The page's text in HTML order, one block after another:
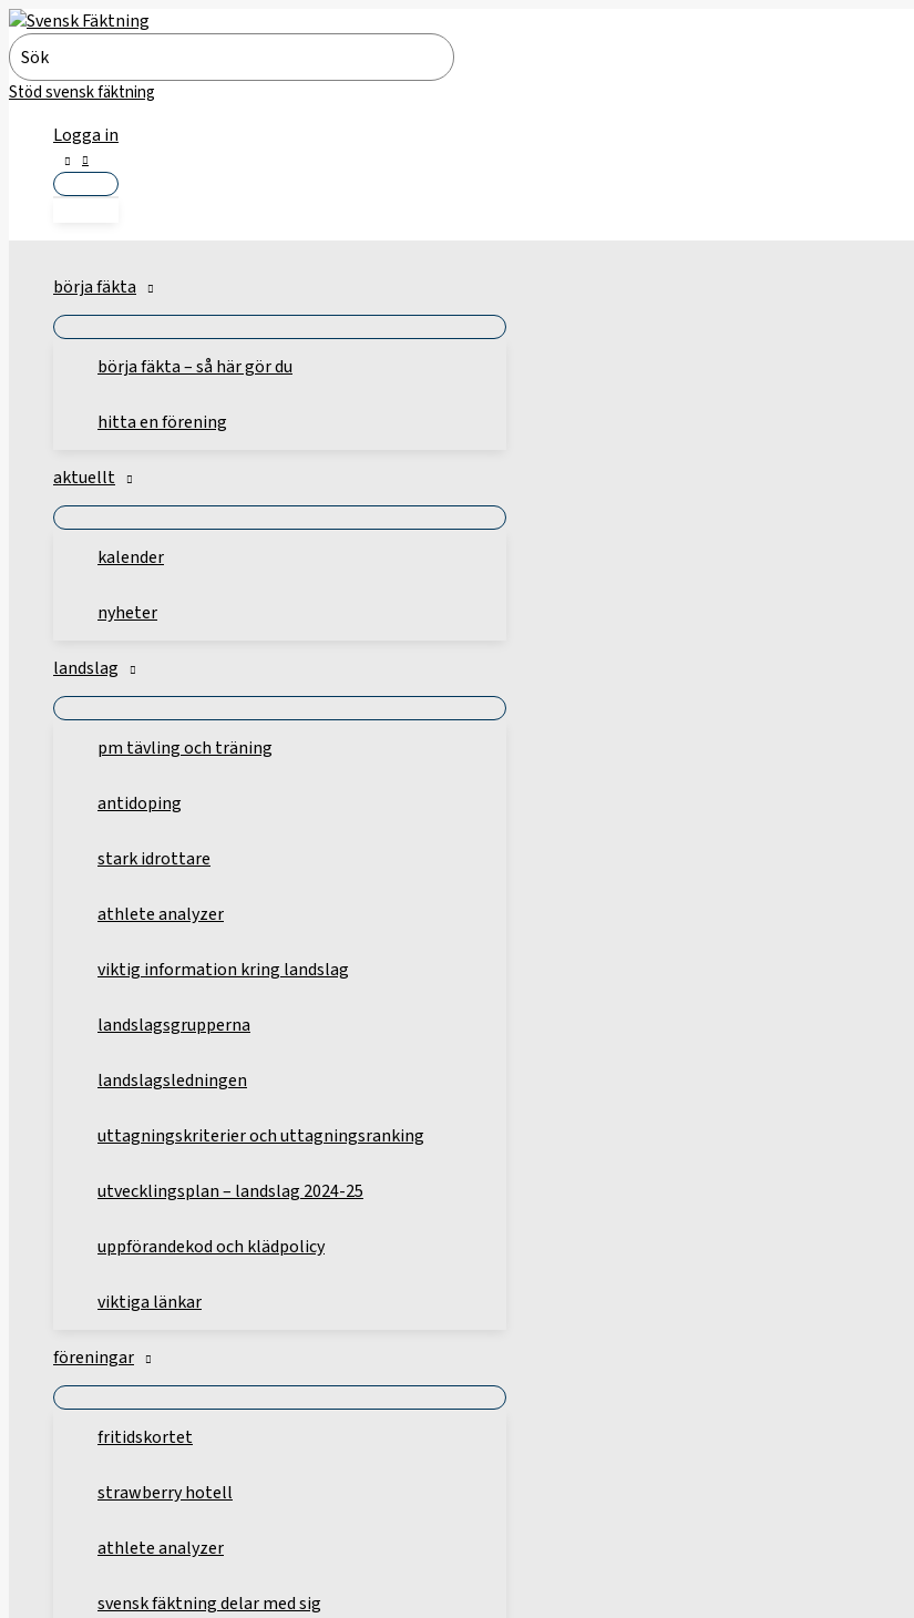
Hoppa
till
innehåll
Search
for:
Stöd svensk fäktning
Logga in
börja fäkta
börja fäkta – så här gör du
hitta en förening
aktuellt
kalender
nyheter
landslag
pm tävling och träning
antidoping
stark idrottare
athlete analyzer
viktig information kring landslag
landslagsgrupperna
landslagsledningen
uttagningskriterier och uttagningsranking
utvecklingsplan – landslag 2024-25
uppförandekod och klädpolicy
viktiga länkar
föreningar
fritidskortet
strawberry hotell
athlete analyzer
svensk fäktning delar med sig